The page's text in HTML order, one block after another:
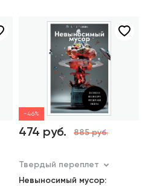
-46%
474 руб. 885 руб.
Твердый переплет
Невыносимый мусор: